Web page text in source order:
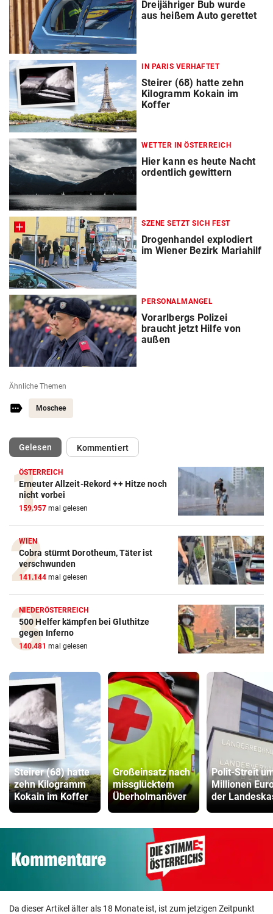
Dreijähriger Bub wurde
aus heißem Auto gerettet
IN PARIS VERHAFTET
Steirer (68) hatte zehn
Kilogramm Kokain im
Koffer
WETTER IN ÖSTERREICH
Hier kann es heute Nacht
ordentlich gewittern
SZENE SETZT SICH FEST
Drogenhandel explodiert
im Wiener Bezirk Mariahilf
PERSONALMANGEL
Vorarlbergs Polizei
braucht jetzt Hilfe von
außen
Ähnliche Themen
Moschee
Gelesen(ausgewählt)Kommentiert
ÖSTERREICH
Erneuter Allzeit-Rekord ++ Hitze noch
nicht vorbei
159.957 mal gelesen
WIEN
Cobra stürmt Dorotheum, Täter ist
verschwunden
141.144 mal gelesen
NIEDERÖSTERREICH
500 Helfer kämpfen bei Gluthitze
gegen Inferno
140.481 mal gelesen
Steirer (68) hatte
zehn Kilogramm
Kokain im Koffer
Großeinsatz nach
missglücktem
Überholmanöver
Polit-Streit
Millionen
der
Da dieser Artikel älter als 18 Monate ist, ist zum jetzigen Zeitpunkt